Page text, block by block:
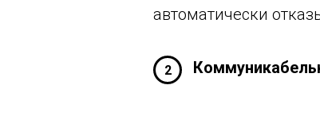
автоматически
2